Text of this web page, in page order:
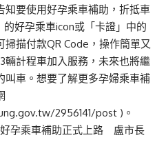
知要使用好孕乘車補助，折抵車
好孕乘車icon或「卡證」中的
掃描付款QR Code，操作簡單又
輛計程車加入服務，未來也將繼
叫車。想要了解更多孕婦乘車補
2956141/post )。
孕乘車補助正式上路 盧市長